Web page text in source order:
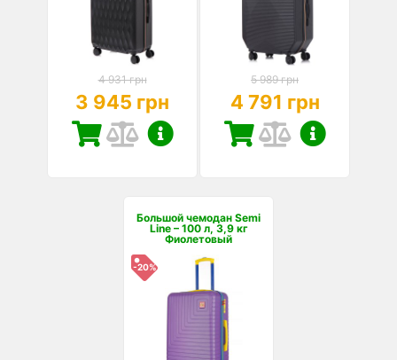
4 931 грн
3 945 грн
5 989 грн
4 791 грн
Большой чемодан Semi
Line – 100 л, 3,9 кг
Фиолетовый
-20%